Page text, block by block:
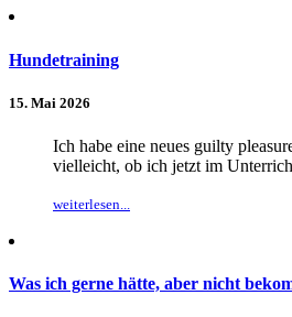
Hundetraining
15. Mai 2026
Ich habe eine neues guilty
vielleicht, ob ich jetzt im
weiterlesen...
Was ich gerne hätte, aber nicht